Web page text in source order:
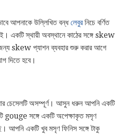
আপনাকে উল্লিখিত বন্ধলেবুরনিচে বর্ণিত
একটি স্থায়ী অবস্থানে কাঠের সঙ্গে skew
skew প্যাশন ব্যবহার শুরু করার আগে
দিতে হবে।
চেসেলটি অসম্পূর্ণ। আসুন ধরুন আপনি একটি
gouge সঙ্গে একটি অপেক্ষাকৃত মসৃণ
আপনি একটি খুব মসৃণ ফিনিস সঙ্গে টাকু